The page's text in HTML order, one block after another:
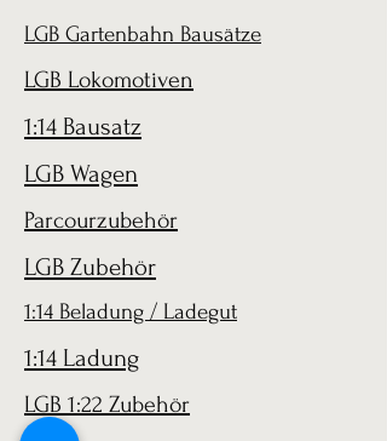
LGB Gartenbahn Bausätze
LGB Lokomotiven
1:14 Bausatz
LGB Wagen
Parcourzubehör
LGB Zubehör
1:14 Beladung / Ladegut
1:14 Ladung
LGB 1:22 Zubehör